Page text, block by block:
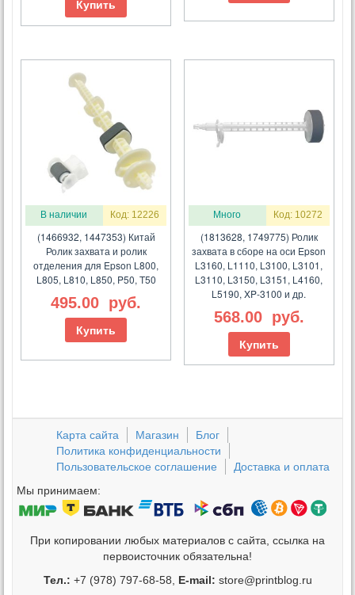
Купить
В наличии Код: 12226
(1466932, 1447353) Китай
Ролик захвата и ролик
отделения для Epson L800,
L805, L810, L850, P50, T50
495.00 руб.
Купить
Много Код: 10272
(1813628, 1749775) Ролик
захвата в сборе на оси Epson
L3160, L1110, L3100, L3101,
L3110, L3150, L3151, L4160,
L5190, XP-3100 и др.
568.00 руб.
Купить
Карта сайта Магазин
Блог
Политика конфиденциальности
Пользовательское соглашение
Доставка и оплата
Мы принимаем:
При копировании любых материалов с сайта, ссылка на
первоисточник обязательна!
Тел.: +7 (978) 797-68-58, E-mail: store@printblog.ru